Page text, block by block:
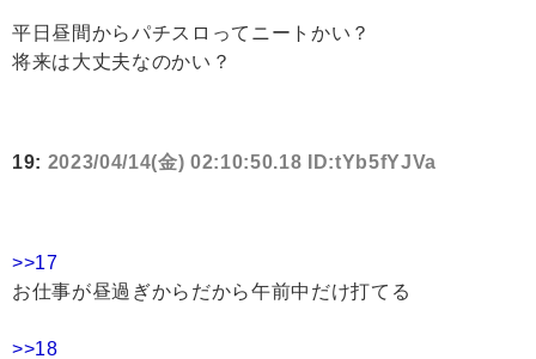
平日昼間からパチスロってニートかい？
将来は大丈夫なのかい？
19: 2023/04/14(金) 02:10:50.18 ID:tYb5fYJVa
>>17
お仕事が昼過ぎからだから午前中だけ打てる
>>18